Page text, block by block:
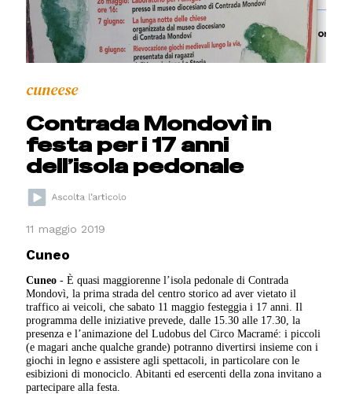
cuneese
Contrada Mondovì in
festa per i 17 anni
dell’isola pedonale
11 maggio 2019
Cuneo
Cuneo - È quasi maggiorenne l’isola pedonale di Contrada
Mondovì, la prima strada del centro storico ad aver vietato il
traffico ai veicoli, che sabato 11 maggio festeggia i 17 anni. Il
programma delle iniziative prevede, dalle 15.30 alle 17.30, la
presenza e l’animazione del Ludobus del Circo Macramé: i piccoli
(e magari anche qualche grande) potranno divertirsi insieme con i
giochi in legno e assistere agli spettacoli, in particolare con le
esibizioni di monociclo. Abitanti ed esercenti della zona invitano a
partecipare alla festa.